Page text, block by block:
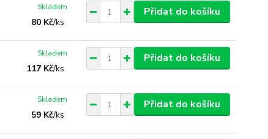
80 Kč/ks
Skladem Přidat do košíku
117 Kč/ks
Skladem Přidat do košíku
59 Kč/ks
Skladem Přidat do košíku